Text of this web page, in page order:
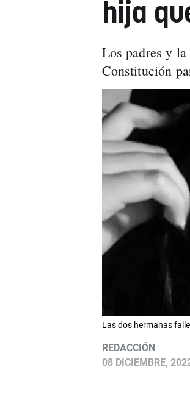
hija
Los padres y la
Constitución
Las dos hermanas
REDACCIÓN
08 DICIEMBRE,